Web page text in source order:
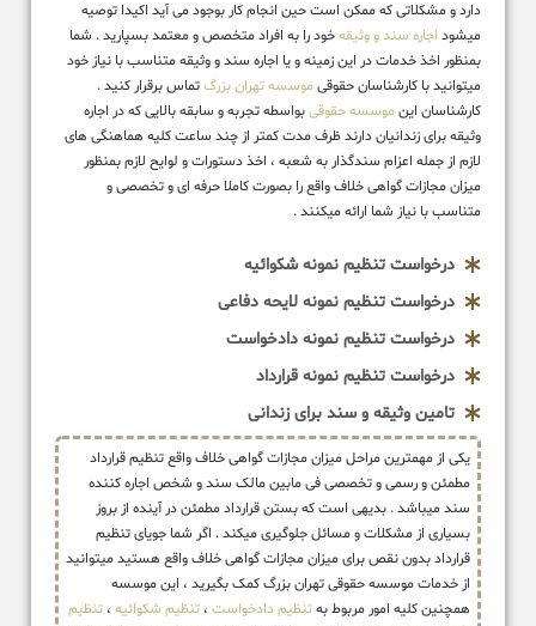
دارد و مشکلاتی که ممکن است حین انجام کار بوجود می آید اکیدا توصیه
میشود اجاره سند و وثیقهخود را به افراد متخصص و معتمد بسپارید . شما
بمنظور اخذ خدمات در این زمینه و یا اجاره سند و وثیقه متناسب با نیاز خود
میتوانید با کارشناسان حقوقی موسسه تهران بزرگتماس برقرار کنید .
کارشناسان این موسسه حقوقیبواسطه تجربه و سابقه بالایی که در اجاره
وثیقه برای زندانیان دارند ظرف مدت کمتر از چند ساعت کلیه هماهنگی های
لازم از جمله اعزام سندگذار به شعبه ، اخذ دستورات و لوایح لازم بمنظور
میزان مجازات گواهی خلاف واقع را بصورت کاملا حرفه ای و تخصصی و
متناسب با نیاز شما ارائه میکنند .
درخواست تنظیم نمونه شکوائیه
درخواست تنظیم نمونه لایحه دفاعی
درخواست تنظیم نمونه دادخواست
درخواست تنظیم نمونه قرارداد
تامین وثیقه و سند برای زندانی
یکی از مهمترین مراحل میزان مجازات گواهی خلاف واقع تنظیم قرارداد
مطمئن و رسمی و تخصصی فی مابین مالک سند و شخص اجاره کننده
سند میباشد . بدیهی است که بستن قرارداد مطمئن در آینده از بروز
بسیاری از مشکلات و مسائل جلوگیری میکند . اگر شما جویای تنظیم
قرارداد بدون نقص برای میزان مجازات گواهی خلاف واقع هستید میتوانید
از خدمات موسسه حقوقی تهران بزرگ کمک بگیرید ، این موسسه
همچنین کلیه امور مربوط بهتنظیم دادخواست ، تنظیم شکوائیه ، تنظیم